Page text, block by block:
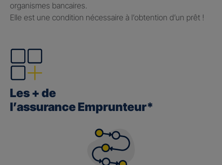
organismes bancaires.
Elle est une condition nécessaire à l’obtention d’un prêt !
Les + de
l’assurance Emprunteur*